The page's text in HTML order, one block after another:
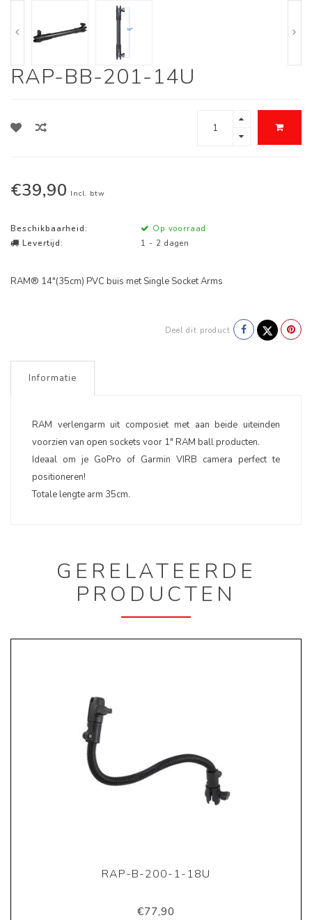
RAP-BB-201-14U
€39,90 Incl. btw
Beschikbaarheid:
Op voorraad
Levertijd:
1 - 2 dagen
RAM® 14"(35cm) PVC buis met Single Socket Arms
Deel dit product
Informatie
RAM verlengarm uit composiet met aan beide uiteinden
voorzien van open sockets voor 1" RAM ball producten.
Ideaal om je GoPro of Garmin VIRB camera perfect te
positioneren!
Totale lengte arm 35cm.
GERELATEERDE
PRODUCTEN
RAP-B-200-1-18U
€77,90